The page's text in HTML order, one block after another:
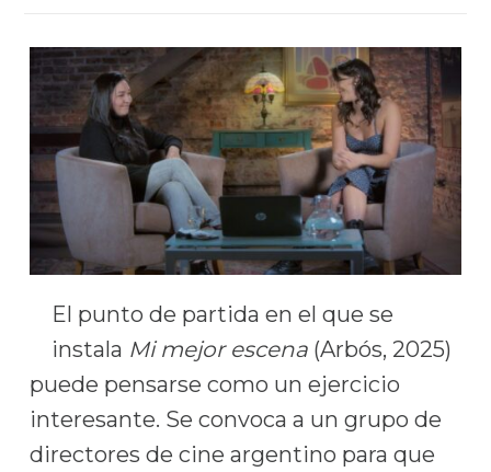
El punto de partida en el que se
instala Mi mejor escena (Arbós, 2025)
puede pensarse como un ejercicio
interesante. Se convoca a un grupo de
directores de cine argentino para que